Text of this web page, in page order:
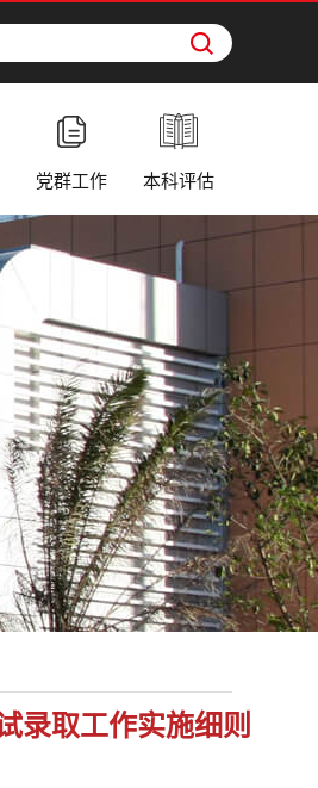
党群工作 本科评估
录取工作实施细则